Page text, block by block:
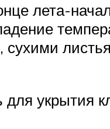
лета-
сухими
укрытия